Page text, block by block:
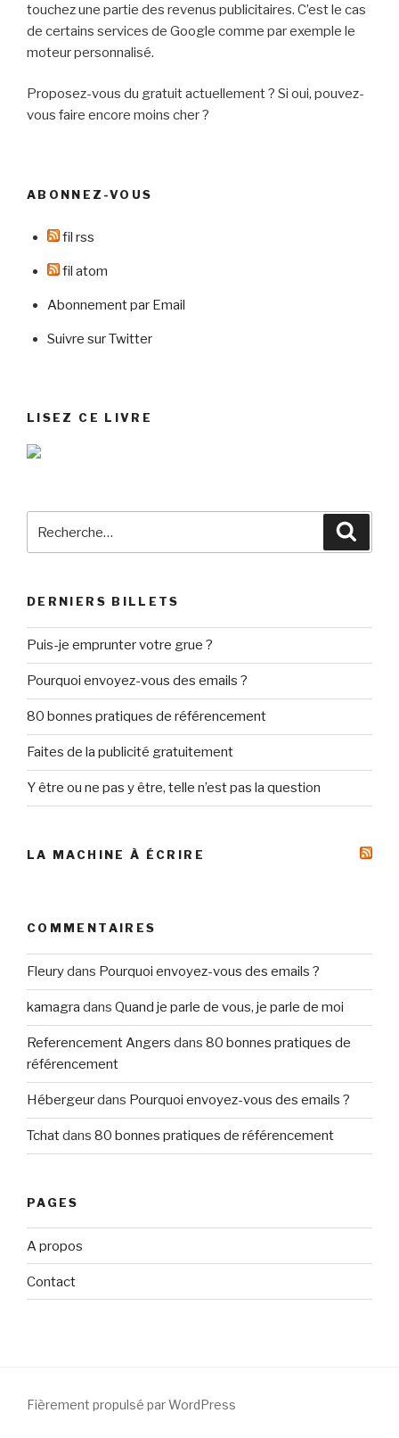
touchez une partie des revenus publicitaires. C’est le cas
de certains services de Google comme par exemple le
moteur personnalisé.
Proposez-vous du gratuit actuellement ? Si oui, pouvez-
vous faire encore moins cher ?
ABONNEZ-VOUS
fil rss
fil atom
Abonnement par Email
Suivre sur Twitter
LISEZ CE LIVRE
pour
DERNIERS BILLETS
Puis-je emprunter votre grue ?
Pourquoi envoyez-vous des emails ?
80 bonnes pratiques de référencement
Faites de la publicité gratuitement
Y être ou ne pas y être, telle n’est pas la question
LA MACHINE À ÉCRIRE
COMMENTAIRES
Fleurydans Pourquoi envoyez-vous des emails ?
kamagra dans Quand je parle de vous, je parle de moi
Referencement Angers dans 80 bonnes pratiques de
référencement
Hébergeurdans Pourquoi envoyez-vous des emails ?
Tchatdans 80 bonnes pratiques de référencement
PAGES
A propos
Contact
Fièrement propulsé par WordPress